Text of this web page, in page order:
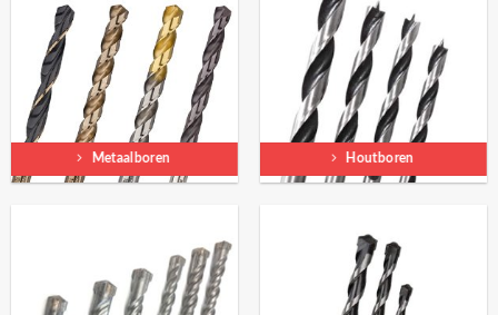
Metaalboren Houtboren